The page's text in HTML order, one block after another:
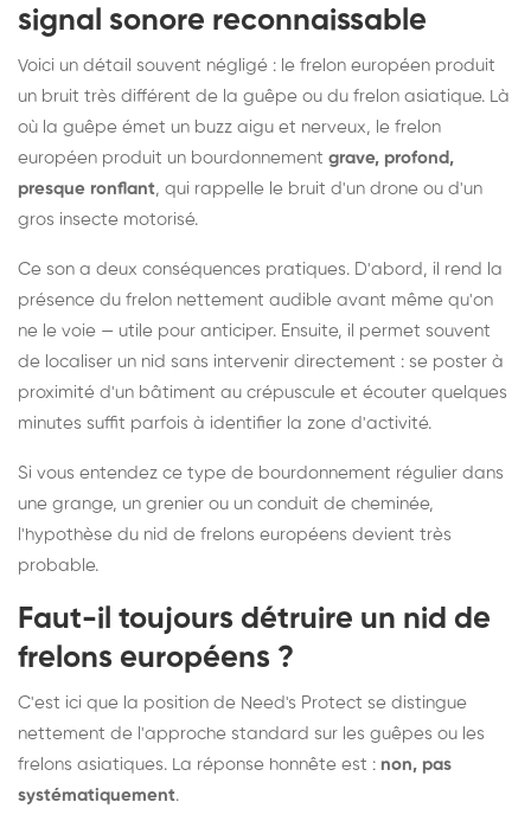
signal sonore reconnaissable
Voici un détail souvent négligé : le frelon européen produit
un bruit très différent de la guêpe ou du frelon asiatique. Là
où la guêpe émet un buzz aigu et nerveux, le frelon
européen produit un bourdonnement grave, profond,
presque ronflant, qui rappelle le bruit d'un drone ou d'un
gros insecte motorisé.
Ce son a deux conséquences pratiques. D'abord, il rend la
présence du frelon nettement audible avant même qu'on
ne le voie — utile pour anticiper. Ensuite, il permet souvent
de localiser un nid sans intervenir directement : se poster à
proximité d'un bâtiment au crépuscule et écouter quelques
minutes suffit parfois à identifier la zone d'activité.
Si vous entendez ce type de bourdonnement régulier dans
une grange, un grenier ou un conduit de cheminée,
l'hypothèse du nid de frelons européens devient très
probable.
Faut-il toujours détruire un nid de
frelons européens ?
C'est ici que la position de Need's Protect se distingue
nettement de l'approche standard sur les guêpes ou les
frelons asiatiques. La réponse honnête est : non, pas
systématiquement.